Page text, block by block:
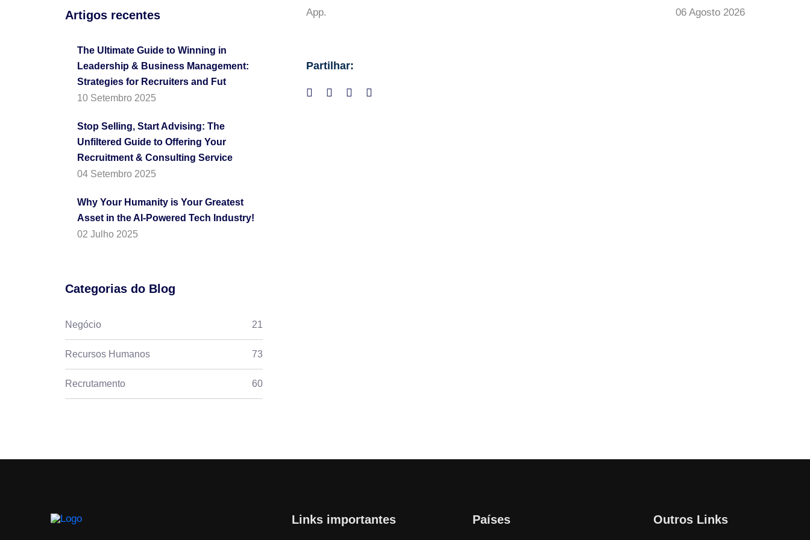
Artigos recentes
The Ultimate Guide to Winning in
Leadership & Business Management:
Strategies for Recruiters and Fut
10 Setembro 2025
Stop Selling, Start Advising: The
Unfiltered Guide to Offering Your
Recruitment & Consulting Service
04 Setembro 2025
Why Your Humanity is Your Greatest
Asset in the AI-Powered Tech Industry!
02 Julho 2025
Categorias do Blog
Negócio 21
Recursos Humanos 73
Recrutamento 60
App. 06 Agosto 2026
Partilhar:
Links importantes Países Outros Links